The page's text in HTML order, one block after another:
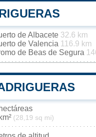
de Albacete 32.6 km
de Valencia 116.9 km
de Beas de Segura
(28,19 sq mi)